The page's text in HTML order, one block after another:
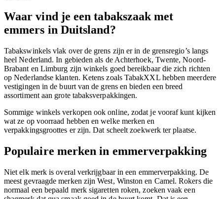
Waar vind je een tabakszaak met
emmers in Duitsland?
Tabakswinkels vlak over de grens zijn er in de grensregio’s langs
heel Nederland. In gebieden als de Achterhoek, Twente, Noord-
Brabant en Limburg zijn winkels goed bereikbaar die zich richten
op Nederlandse klanten. Ketens zoals TabakXXL hebben meerdere
vestigingen in de buurt van de grens en bieden een breed
assortiment aan grote tabaksverpakkingen.
Sommige winkels verkopen ook online, zodat je vooraf kunt kijken
wat ze op voorraad hebben en welke merken en
verpakkingsgroottes er zijn. Dat scheelt zoekwerk ter plaatse.
Populaire merken in emmerverpakking
Niet elk merk is overal verkrijgbaar in een emmerverpakking. De
meest gevraagde merken zijn West, Winston en Camel. Rokers die
normaal een bepaald merk sigaretten roken, zoeken vaak een